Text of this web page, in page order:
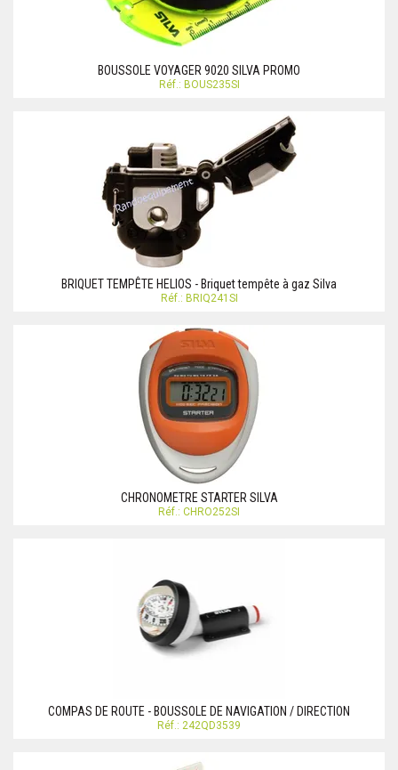
BOUSSOLE VOYAGER 9020 SILVA PROMO
Réf.: BOUS235SI
BRIQUET TEMPÊTE HELIOS - Briquet tempête à gaz Silva
Réf.: BRIQ241SI
CHRONOMETRE STARTER SILVA
Réf.: CHRO252SI
COMPAS DE ROUTE - BOUSSOLE DE NAVIGATION / DIRECTION
Réf.: 242QD3539